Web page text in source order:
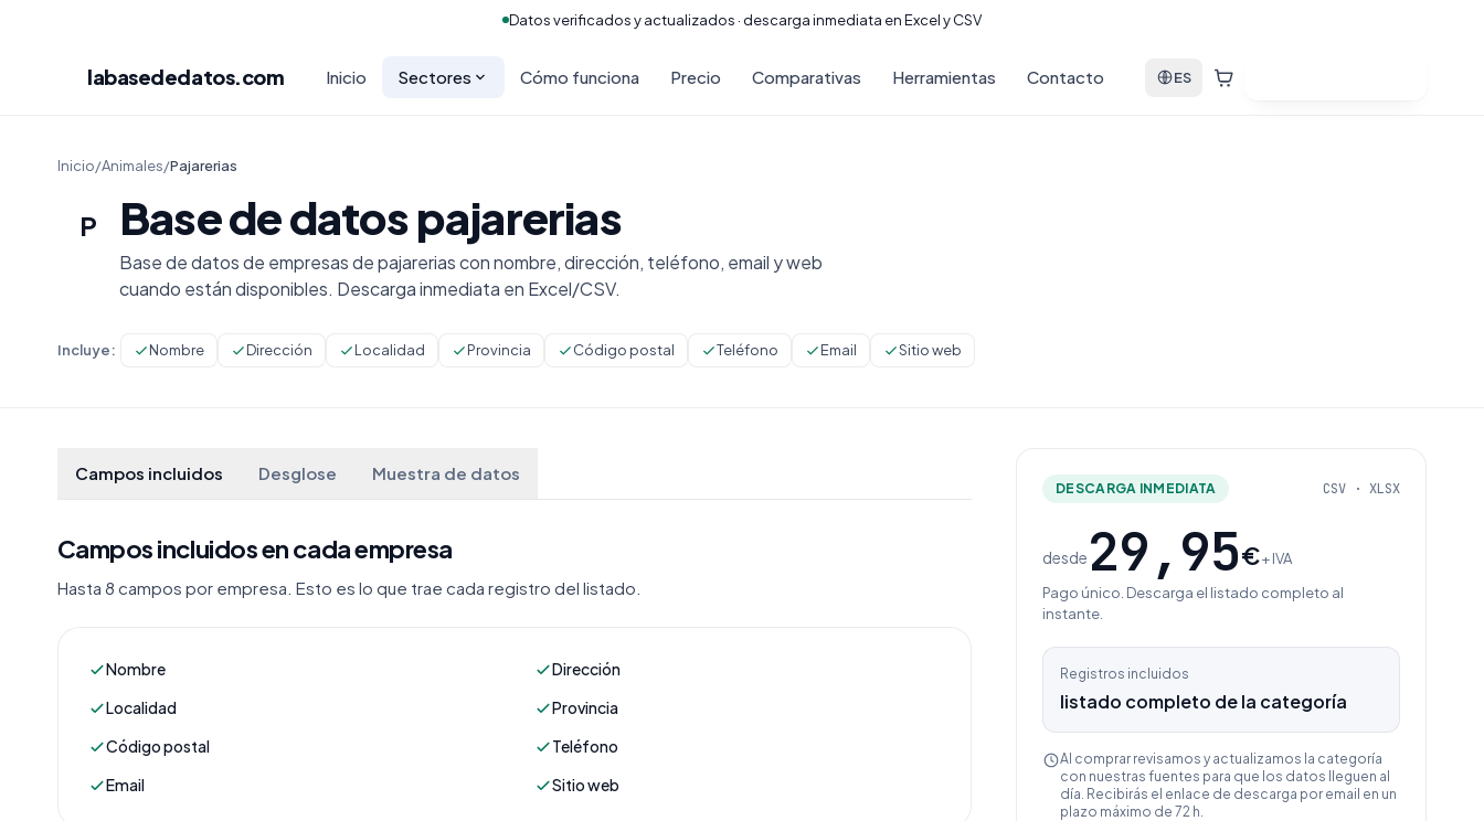
Datos verificados y actualizados · descarga inmediata en Excel y CSV
labasededatos.com Inicio Sectores Cómo funciona Precio Comparativas Herramientas Contacto ES
Inicio/Animales/Pajarerias
P Base de datos pajarerias
Base de datos de empresas de pajarerias con nombre, dirección, teléfono, email y web
cuando están disponibles. Descarga inmediata en Excel/CSV.
Incluye: Nombre Dirección Localidad Provincia Código postal Teléfono Email Sitio web
Campos incluidos Desglose Muestra de datos
Campos incluidos en cada empresa
Hasta 8 campos por empresa. Esto es lo que trae cada registro del listado.
Nombre
Dirección
Localidad
Provincia
Código postal
Teléfono
Email
Sitio web
DESCARGA INMEDIATA CSV · XLSX
desde 29,95€+ IVA
Pago único. Descarga el listado completo al
instante.
Registros incluidos
listado completo de la categoría
Al comprar revisamos y actualizamos la categoría
con nuestras fuentes para que los datos lleguen al
día. Recibirás el enlace de descarga por email en un
plazo máximo de 72 h.